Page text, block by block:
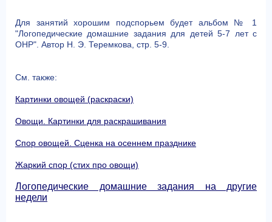
Для занятий хорошим подспорьем будет альбом № 1
"Логопедические домашние задания для детей 5-7 лет с
ОНР". Автор Н. Э. Теремкова, стр. 5-9.
См. также:
Картинки овощей (раскраски)
Овощи. Картинки для раскрашивания
Спор овощей. Сценка на осеннем празднике
Жаркий спор (стих про овощи)
Логопедические домашние задания на другие
недели